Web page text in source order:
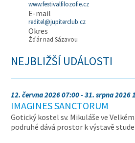
www.festivalfilozofie.cz
E-mail
reditel@jupiterclub.cz
Okres
Žďár nad Sázavou
NEJBLIŽŠÍ UDÁLOSTI
12. června 2026 07:00 - 31. srpna 2026
IMAGINES SANCTORUM
Gotický kostel sv. Mikuláše ve
podruhé dává prostor k výstavě